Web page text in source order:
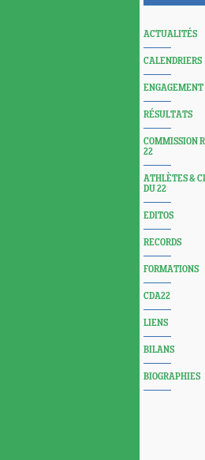
ACTUALITÉS
CALENDRIERS
ENGAGEMENT
RÉSULTATS
COMMISSION
22
ATHLÈTES &
DU 22
EDITOS
RECORDS
FORMATIONS
CDA22
LIENS
BILANS
BIOGRAPHIES